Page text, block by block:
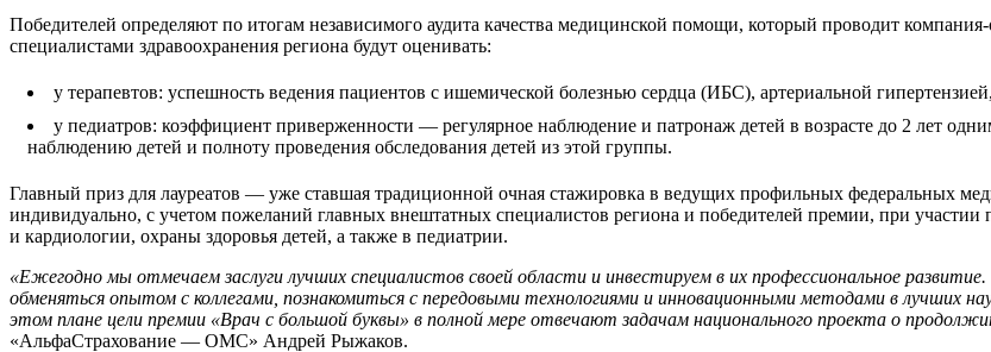
Победителей определяют по итогам независимого аудита качества медицинской помощи, который проводит
специалистами здравоохранения региона будут оценивать:
у терапевтов: успешность ведения пациентов с ишемической болезнью сердца (ИБС), артериальной
у педиатров: коэффициент приверженности — регулярное наблюдение и патронаж детей в возрасте до 2 лет
наблюдению детей и полноту проведения обследования детей из этой группы.
Главный приз для лауреатов — уже ставшая традиционной очная стажировка в ведущих профильных федеральных
индивидуально, с учетом пожеланий главных внештатных специалистов региона и победителей премии, при
и кардиологии, охраны здоровья детей, а также в педиатрии.
«Ежегодно мы отмечаем заслуги лучших специалистов своей области и инвестируем в их профессиональное
обменяться опытом с коллегами, познакомиться с передовыми технологиями и инновационными методами в лучших
этом плане цели премии «Врач с большой буквы» в полной мере отвечают задачам национального проекта о
«АльфаСтрахование — ОМС» Андрей Рыжаков.